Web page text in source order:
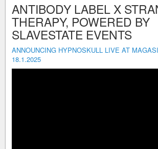
ANTIBODY LABEL X
THERAPY, POWERED BY
SLAVESTATE EVENTS
ANNOUNCING HYPNOSKULL LIVE AT
18.1.2025